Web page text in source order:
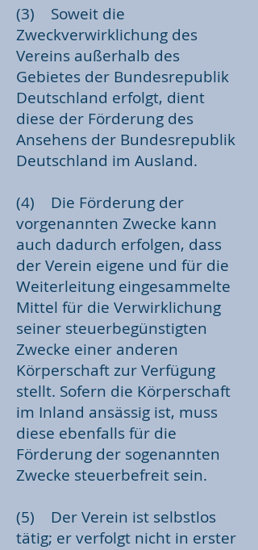
(3) Soweit die
Zweckverwirklichung des
Vereins außerhalb des
Gebietes der Bundesrepublik
Deutschland erfolgt, dient
diese der Förderung des
Ansehens der Bundesrepublik
Deutschland im Ausland.
(4) Die Förderung der
vorgenannten Zwecke kann
auch dadurch erfolgen, dass
der Verein eigene und für die
Weiterleitung eingesammelte
Mittel für die Verwirklichung
seiner steuerbegünstigten
Zwecke einer anderen
Körperschaft zur Verfügung
stellt. Sofern die Körperschaft
im Inland ansässig ist, muss
diese ebenfalls für die
Förderung der sogenannten
Zwecke steuerbefreit sein.
(5) Der Verein ist selbstlos
tätig; er verfolgt nicht in erster